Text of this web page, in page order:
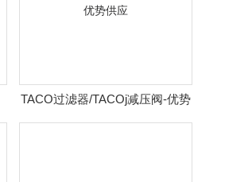
TACO过滤器/TACOj减压阀-优势
供应